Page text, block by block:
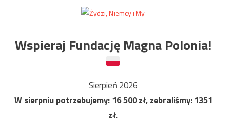
Wspieraj Fundację Magna Polonia!
Sierpień 2026
W sierpniu potrzebujemy:16 500zł, zebraliśmy:1351
zł.